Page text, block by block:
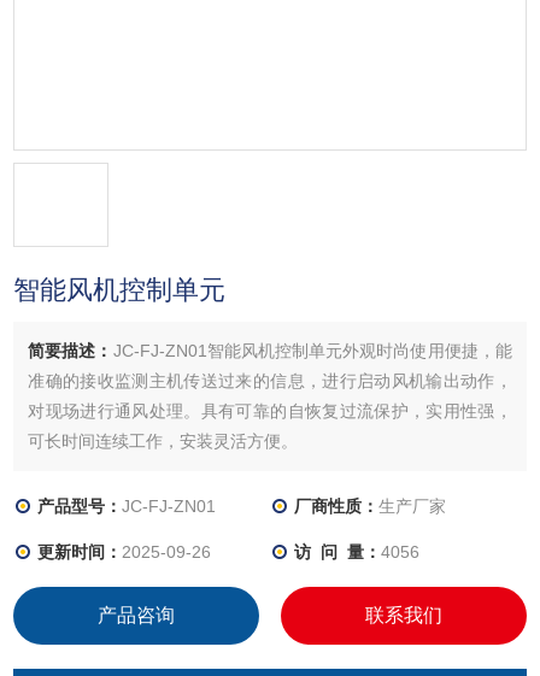
智能风机控制单元
简要描述： JC-FJ-ZN01智能风机控制单元外观时尚使用便捷，能
准确的接收监测主机传送过来的信息，进行启动风机输出动作，
对现场进行通风处理。具有可靠的自恢复过流保护，实用性强，
可长时间连续工作，安装灵活方便。
产品型号：JC-FJ-ZN01 厂商性质： 生产厂家
更新时间： 2025-09-26 访 问 量： 4056
产品咨询 联系我们